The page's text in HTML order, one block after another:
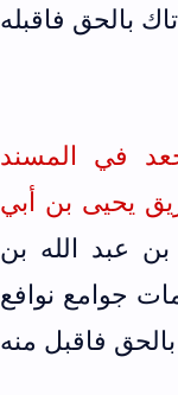
بالحق فاقبله
في المسند
ت الشثري (ج16/ص498) من طريق يحيى بن أبي
عبد الله بن
جوامع نوافع
فاقبل منه